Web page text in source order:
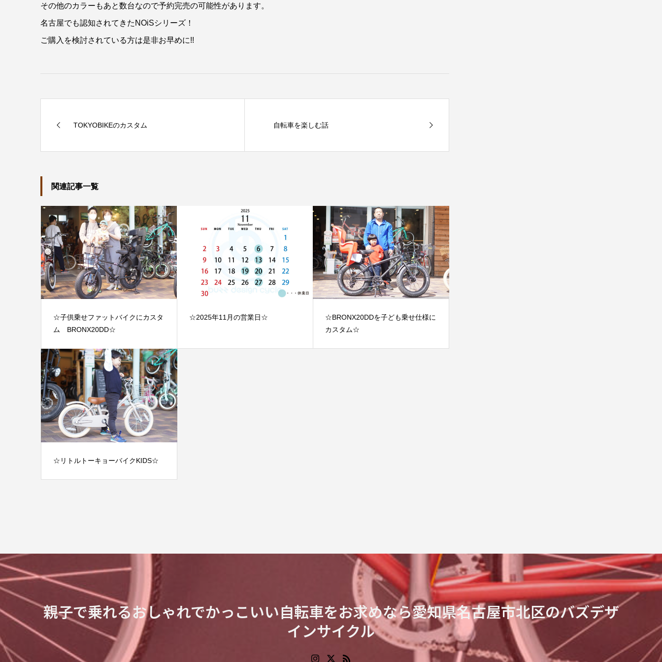
その他のカラーもあと数台なので予約完売の可能性があります。
名古屋でも認知されてきたNOiSシリーズ！
ご購入を検討されている方は是非お早めに!!
TOKYOBIKEのカスタム 自転車を楽しむ話
関連記事一覧
☆子供乗せファットバイクにカスタ
ム BRONX20DD☆
☆2025年11月の営業日☆
☆BRONX20DDを子ども乗せ仕様に
カスタム☆
☆リトルトーキョーバイクKIDS☆
親子で乗れるおしゃれでかっこいい自転車をお求めなら愛知県名古屋市北区のバズデザ
インサイクル